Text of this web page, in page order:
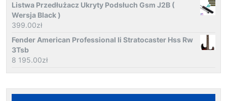
Listwa Przedłużacz Ukryty Podsłuch Gsm J2B (
Wersja Black )
399.00zł
Fender American Professional Ii Stratocaster Hss Rw
3Tsb
8 195.00zł